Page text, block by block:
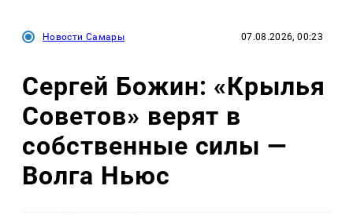
Новости Самары 07.08.2026, 00:23
Сергей Божин: «Крылья
Советов» верят в
собственные силы —
Волга Ньюс